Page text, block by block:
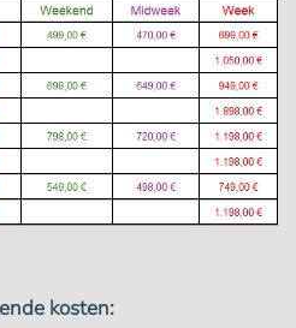
kosten: